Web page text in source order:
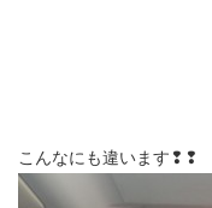
こんなにも違います❢❢